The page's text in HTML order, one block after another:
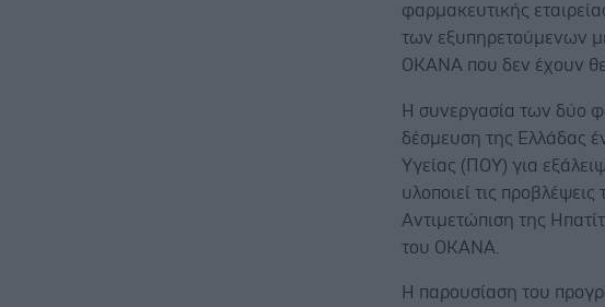
φαρμακευτικής
των εξυπηρετούμενων
ΟΚΑΝΑ που δεν έχουν
H συνεργασία των δύο
δέσμευση της Ελλάδας
Υγείας (ΠΟΥ) για
υλοποιεί τις
Αντιμετώπιση της
του ΟΚΑΝΑ.
Η παρουσίαση του